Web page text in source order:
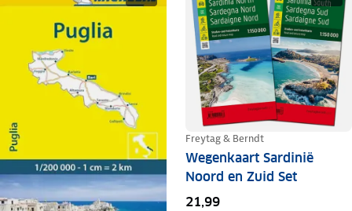
Freytag & Berndt
Wegenkaart Sardinië
Noord en Zuid Set
21,99